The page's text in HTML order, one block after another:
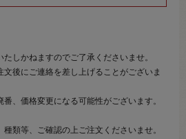
たしかねますのでご了承くださいませ。
文後にご連絡を差し上げることがございま
番、価格変更になる可能性がございます。
類等、ご確認の上ご注文くださいませ。